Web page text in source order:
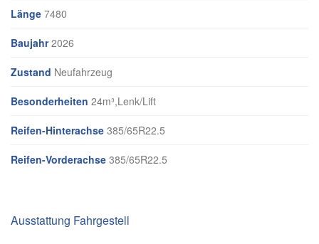
Länge 7480
Baujahr2026
Zustand Neufahrzeug
Besonderheiten 24m³,Lenk/Lift
Reifen-Hinterachse 385/65R22.5
Reifen-Vorderachse 385/65R22.5
Ausstattung Fahrgestell